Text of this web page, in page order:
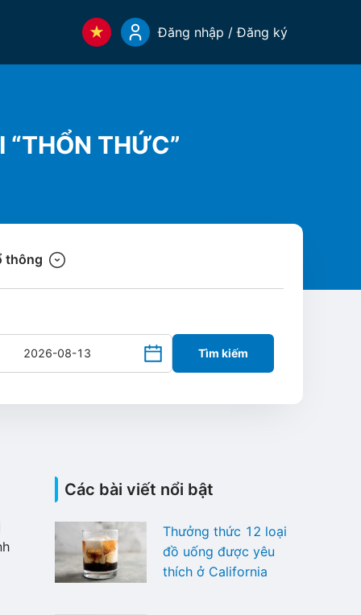
Đăng nhập / Đăng ký
THỨC”
thông
Tìm kiếm
Các bài viết nổi bật
Thưởng thức 12 loại
đồ uống được yêu
thích ở California